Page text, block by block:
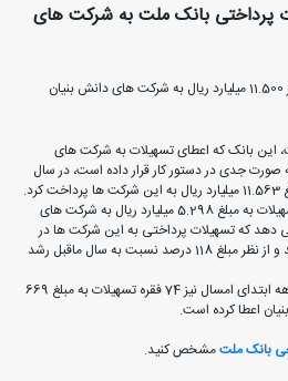
پرداختی بانک ملت به شرکت های
بانک ملت در سال گذشته، بیش از 11.500 میلیارد ریال به شرکت های دانش بنیان
این بانک که اعطای تسهیلات به شرکت های
جدی در دستور کار قرار داده است، در سال
در عین حال، پرداخت 118 فقره تسهیلات به مبلغ 5.298 میلیارد ریال به شرکت های
در سال 1400 نشان می دهد که تسهیلات پرداختی به این شرکت ها در
سال گذشته از نظر تعداد 22 درصد و از نظر مبلغ 118 درصد نسبت به سال ماقبل رشد
بر این اساس، بانک ملت در دو ماهه ابتدای امسال نیز 74 فقره تسهیلات به مبلغ 669
اعطا کرده است.
بانک ملتمشخص کنید.